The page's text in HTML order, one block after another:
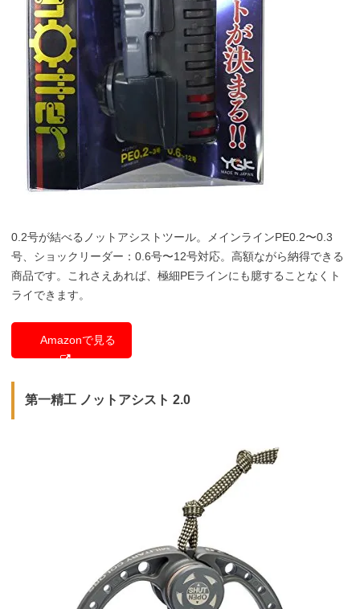
0.2号が結べるノットアシストツール。メインラインPE0.2〜0.3
号、ショックリーダー：0.6号〜12号対応。高額ながら納得できる
商品です。これさえあれば、極細PEラインにも臆することなくト
ライできます。
Amazonで見る
第一精工 ノットアシスト 2.0